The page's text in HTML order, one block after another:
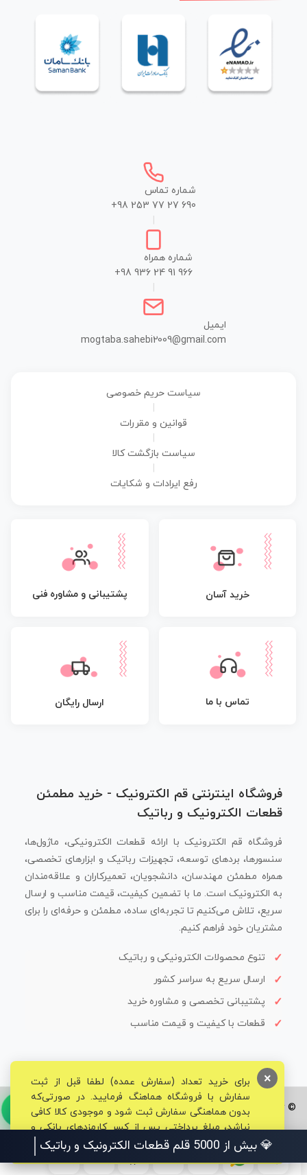
شماره تماس
+98 253 77 27 690
شماره همراه
+98 936 24 91 966
ایمیل
mogtaba.sahebi2009@gmail.com
سیاست حریم خصوصی
قوانین و مقررات
سیاست بازگشت کالا
رفع ایرادات و شکایات
خرید آسان پشتیبانی و مشاوره فنی
تماس با ما ارسال رایگان
فروشگاه اینترنتی قم الکترونیک - خرید مطمئن
قطعات الکترونیک و رباتیک
فروشگاه قم الکترونیک با ارائه قطعات الکترونیکی، ماژول‌ها،
سنسورها، بردهای توسعه، تجهیزات رباتیک و ابزارهای تخصصی،
همراه مطمئن مهندسان، دانشجویان، تعمیرکاران و علاقه‌مندان
به الکترونیک است. ما با تضمین کیفیت، قیمت مناسب و ارسال
سریع، تلاش می‌کنیم تا تجربه‌ای ساده، مطمئن و حرفه‌ای را برای
مشتریان خود فراهم کنیم.
تنوع محصولات الکترونیکی و رباتیک
ارسال سریع به سراسر کشور
پشتیبانی تخصصی و مشاوره خرید
قطعات با کیفیت و قیمت مناسب
© تمامی حقوق برای فروشگاه تخصصی قم الکترونیک محفوظ می‌باشد.
برای خرید تعداد (سفارش عمده) لطفا قبل از ثبت
سفارش با فروشگاه هماهنگ فرمایید. در صورتی‌که
بدون هماهنگی سفارش ثبت شود و موجودی کالا کافی
نباشد، مبلغ پرداختی پس از کسر کارمزدهای بانکی و
مالیاتی به حساب شما بازگشت داده خواهد شد.
×
💎 بیش از 5000 قلم قطعات الکترونیک و رباتیک